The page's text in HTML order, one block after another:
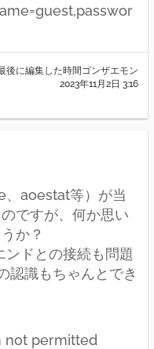
後に編集した時間ゴンザエモン
2023年11月2日 3:16
、aoestat等）が当
ですが、何か思い
か？
ンドとの接続も問題
認識もちゃんとでき
not permitted